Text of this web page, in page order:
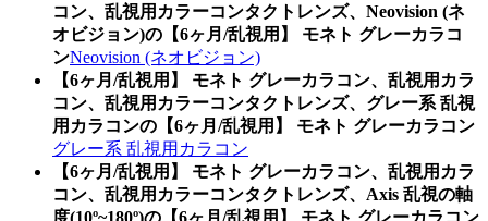
コン、乱視用カラーコンタクトレンズ、Neovision (ネ
オビジョン)の【6ヶ月/乱視用】 モネト グレーカラコ
ンNeovision (ネオビジョン)
【6ヶ月/乱視用】 モネト グレーカラコン、乱視用カラ
コン、乱視用カラーコンタクトレンズ、グレー系 乱視
用カラコンの【6ヶ月/乱視用】 モネト グレーカラコン
グレー系 乱視用カラコン
【6ヶ月/乱視用】 モネト グレーカラコン、乱視用カラ
コン、乱視用カラーコンタクトレンズ、Axis 乱視の軸